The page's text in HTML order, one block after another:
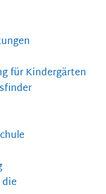
für Kindergärten